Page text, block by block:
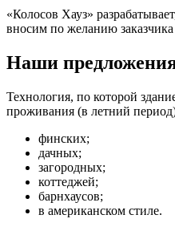
«Колосов Хауз»
вносим по желанию
Наши
Технология, по которой
проживания (в летний
финских;
дачных;
загородных;
коттеджей;
барнхаусов;
в американском стиле.